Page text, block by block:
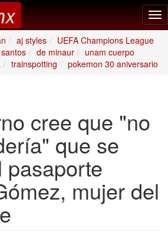
aj styles
UEFA Champions League
de minaur
unam cuerpo
trainspotting pokemon 30 aniversario
cree que "no
que se
pasaporte
mujer del